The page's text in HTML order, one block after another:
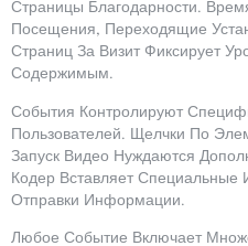
Страницы Благодарности.
Посещения, Переходящие
Страниц За Визит Фиксирует
Содержимым.
События Контролируют
Пользователей. Щелчки По
Запуск Видео Нуждаются
Кодер Вставляет
Отправки Информации.
Любое Событие Включает